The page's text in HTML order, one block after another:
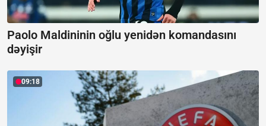
Paolo Maldininin oğlu yenidən komandasını
dəyişir
09:18